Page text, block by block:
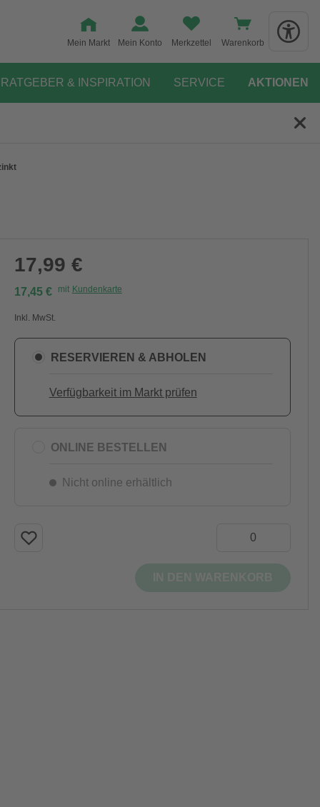
Mein Markt Mein Konto Merkzettel Warenkorb
RATGEBER & INSPIRATION SERVICE AKTIONEN
17,99 €
17,45 € mit Kundenkarte
Inkl. MwSt.
RESERVIEREN & ABHOLEN
Verfügbarkeit im Markt prüfen
ONLINE BESTELLEN
Nicht online erhältlich